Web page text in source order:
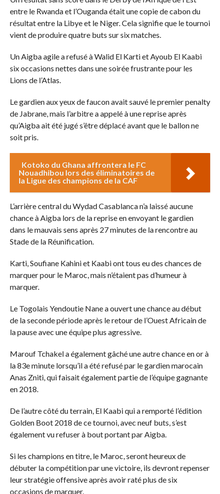
entre le Rwanda et l’Ouganda était une copie de cabon du
résultat entre la Libye et le Niger. Cela signifie que le tournoi
vient de produire quatre buts sur six matches.
Un Aigba agile a refusé à Walid El Karti et Ayoub El Kaabi
six occasions nettes dans une soirée frustrante pour les
Lions de l’Atlas.
Le gardien aux yeux de faucon avait sauvé le premier penalty
de Jabrane, mais l’arbitre a appelé à une reprise après
qu’Aigba ait été jugé s’être déplacé avant que le ballon ne
soit pris.
Kotoko du Ghana affrontera le FC
Nouadhibou lors des éliminatoires de
la Ligue des champions de la CAF
L’arrière central du Wydad Casablanca n’a laissé aucune
chance à Aigba lors de la reprise en envoyant le gardien
dans le mauvais sens après 27 minutes de la rencontre au
Stade de la Réunification.
Karti, Soufiane Kahini et Kaabi ont tous eu des chances de
marquer pour le Maroc, mais n’étaient pas d’humeur à
marquer.
Le Togolais Yendoutie Nane a ouvert une chance au début
de la seconde période après le retour de l’Ouest Africain de
la pause avec une équipe plus agressive.
Marouf Tchakel a également gâché une autre chance en or à
la 83e minute lorsqu’il a été refusé par le gardien marocain
Anas Zniti, qui faisait également partie de l’équipe gagnante
en 2018.
De l’autre côté du terrain, El Kaabi qui a remporté l’édition
Golden Boot 2018 de ce tournoi, avec neuf buts, s’est
également vu refuser à bout portant par Aigba.
Si les champions en titre, le Maroc, seront heureux de
débuter la compétition par une victoire, ils devront repenser
leur stratégie offensive après avoir raté plus de six
occasions de marquer.